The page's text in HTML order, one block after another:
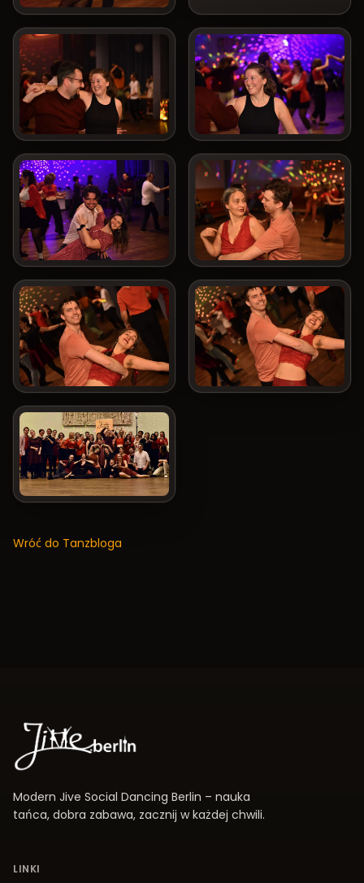
Wróć do Tanzbloga
Modern Jive Social Dancing Berlin – nauka
tańca, dobra zabawa, zacznij w każdej chwili.
LINKI